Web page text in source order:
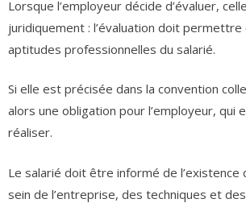
Lorsque l’employeur décide d’évaluer,
juridiquement : l’évaluation doit permettre
aptitudes professionnelles du salarié.
Si elle est précisée dans la convention
alors une obligation pour l’employeur, qui
réaliser.
Le salarié doit être informé de l’existence
sein de l’entreprise, des techniques et